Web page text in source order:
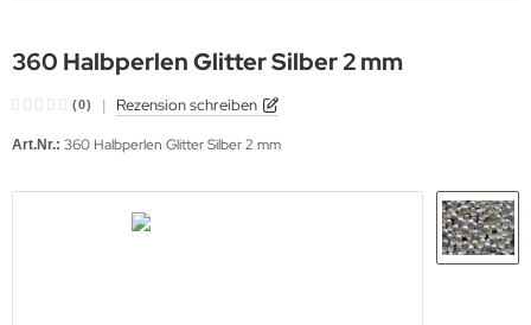
360 Halbperlen Glitter Silber 2 mm
(0) | Rezension schreiben
Art.Nr.: 360 Halbperlen Glitter Silber 2 mm